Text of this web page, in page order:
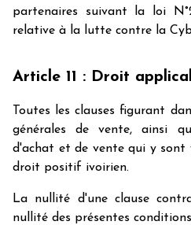
partenaires suivant la loi
relative à la lutte contre la
Article 11 : Droit
Toutes les clauses figurant
générales de vente, ainsi
d'achat et de vente qui y sont
droit positif ivoirien.
La nullité d'une clause
nullité des présentes